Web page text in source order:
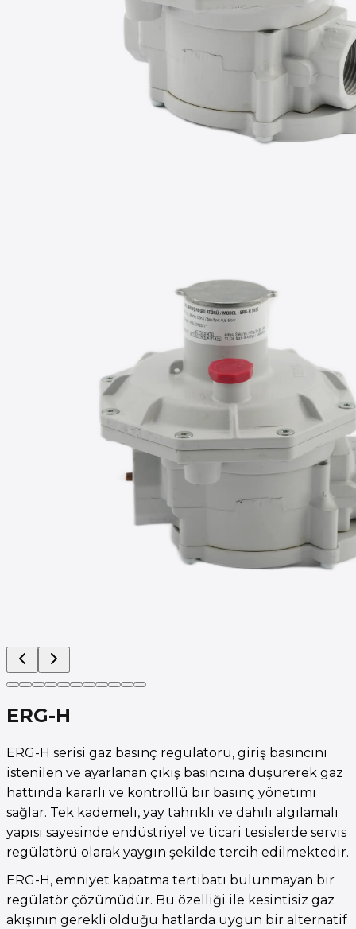
ERG-H
ERG-H serisi gaz basınç regülatörü, giriş basıncını
istenilen ve ayarlanan çıkış basıncına düşürerek gaz
hattında kararlı ve kontrollü bir basınç yönetimi
sağlar. Tek kademeli, yay tahrikli ve dahili algılamalı
yapısı sayesinde endüstriyel ve ticari tesislerde servis
regülatörü olarak yaygın şekilde tercih edilmektedir.
ERG-H, emniyet kapatma tertibatı bulunmayan bir
regülatör çözümüdür. Bu özelliği ile kesintisiz gaz
akışının gerekli olduğu hatlarda uygun bir alternatif